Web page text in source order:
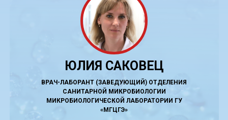
ЮЛИЯ САКОВЕЦ
ВРАЧ-ЛАБОРАНТ (ЗАВЕДУЮЩИЙ) ОТДЕЛЕНИЯ
САНИТАРНОЙ МИКРОБИОЛОГИИ
МИКРОБИОЛОГИЧЕСКОЙ ЛАБОРАТОРИИ ГУ
«МГЦГЭ»